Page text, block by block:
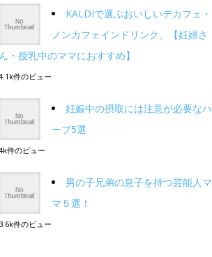
KALDIで選ぶおいしいデカフェ・
ノンカフェインドリンク。【妊婦さ
ん・授乳中のママにおすすめ】
件のビュー
妊娠中の摂取には注意が必要なハ
ーブ5選
件のビュー
男の子兄弟の息子を持つ芸能人マ
マ５選！
3.6k件のビュー